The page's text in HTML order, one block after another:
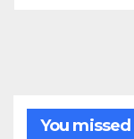
You missed